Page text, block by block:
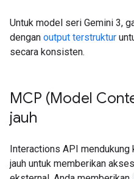
Untuk model seri Gemini 3,
dengan output terstruktur
secara konsisten.
MCP (Model
jauh
Interactions API
jauh untuk memberikan